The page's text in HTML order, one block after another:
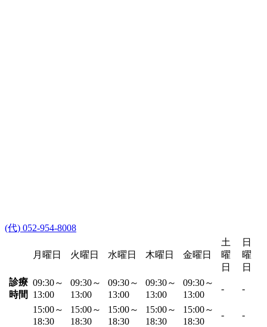
(代) 052-954-8008
月曜日 火曜日 水曜日 木曜日 金曜日
土
曜
日
日
曜
日
診療
時間
09:30～
13:00
09:30～
13:00
09:30～
13:00
09:30～
13:00
09:30～
13:00
- -
15:00～
18:30
15:00～
18:30
15:00～
18:30
15:00～
18:30
15:00～
18:30
- -